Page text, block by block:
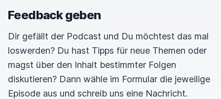
Feedback geben
Dir gefällt der Podcast und Du möchtest das mal
loswerden? Du hast Tipps für neue Themen oder
magst über den Inhalt bestimmter Folgen
diskutieren? Dann wähle im Formular die jeweilige
Episode aus und schreib uns eine Nachricht.